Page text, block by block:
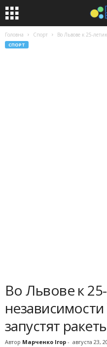
Головна Спорт Во Львове к 25-
СПОРТ
Во Львове к
запустят
Автор Марченко Ігор - августа 23,